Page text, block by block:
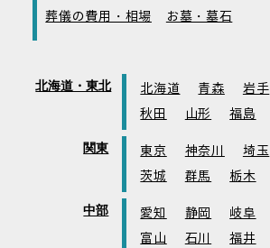
葬儀の費用・相場
お墓・墓石
北海道・東北 北海道 青森 岩手
秋田
山形 福島
関東 東京 神奈川 埼玉
茨城
群馬 栃木
中部 愛知 静岡 岐阜
富山
石川 福井